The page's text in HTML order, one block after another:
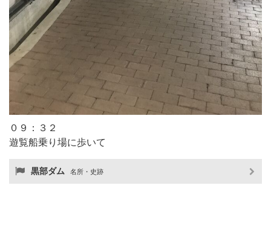
０９：３２
遊覧船乗り場に歩いて
黒部ダム 名所・史跡